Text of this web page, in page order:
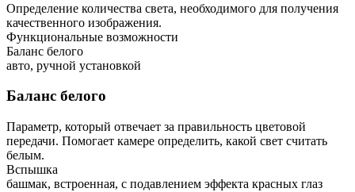
Определение количества света, необходимого для получения
качественного изображения.
Функциональные возможности
Баланс белого
авто, ручной установкой
Баланс белого
Параметр, который отвечает за правильность цветовой
передачи. Помогает камере определить, какой свет считать
белым.
Вспышка
башмак, встроенная, с подавлением эффекта красных глаз